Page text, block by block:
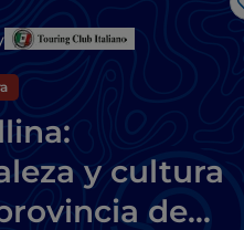
y cultura
de